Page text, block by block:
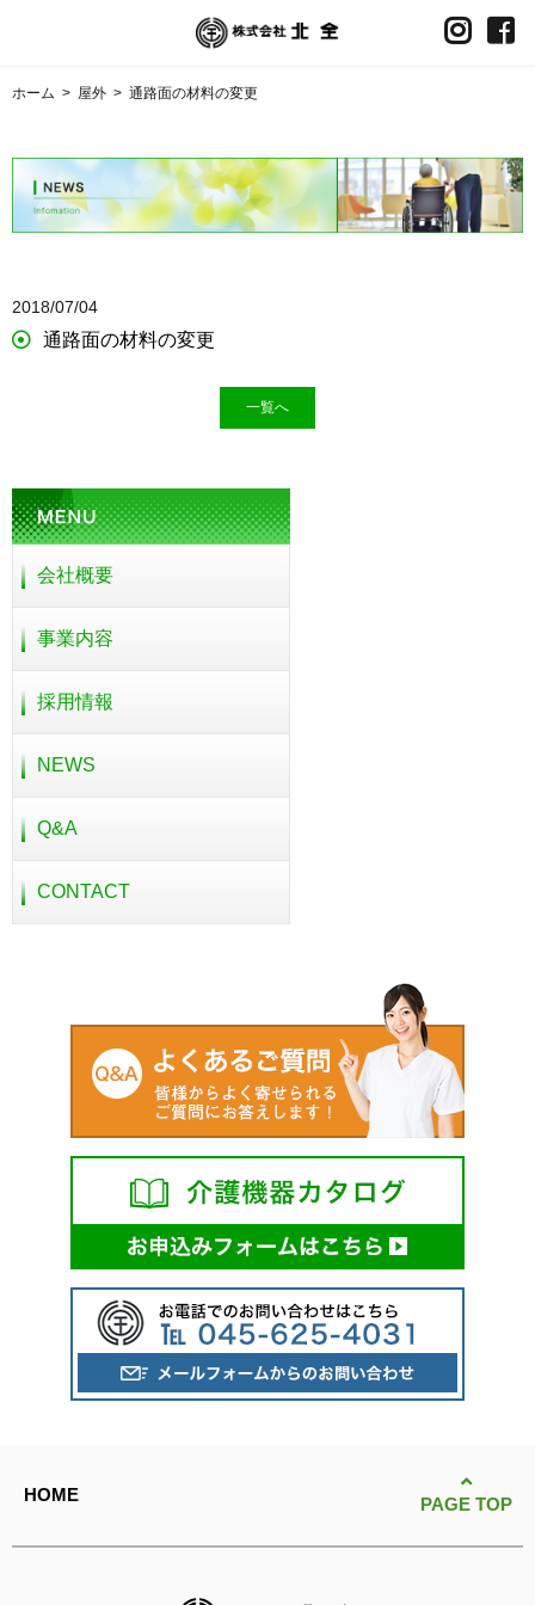
ホーム > 屋外 > 通路面の材料の変更
2018/07/04
通路面の材料の変更
一覧へ
会社概要
事業内容
採用情報
NEWS
Q&A
CONTACT
HOME PAGE TOP